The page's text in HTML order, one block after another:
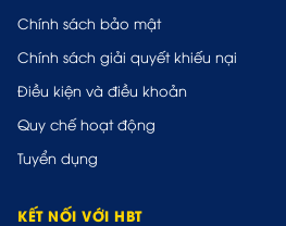
Chính sách bảo mật
Chính sách giải quyết khiếu nại
Điều kiện và điều khoản
Quy chế hoạt động
Tuyển dụng
KẾT NỐI VỚI HBT